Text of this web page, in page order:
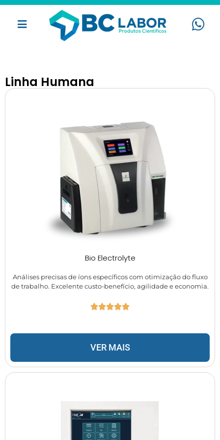
Linha Humana
Bio Electrolyte
Análises precisas de íons específicos com otimização do fluxo
de trabalho. Excelente custo-benefício, agilidade e economia.
VER MAIS